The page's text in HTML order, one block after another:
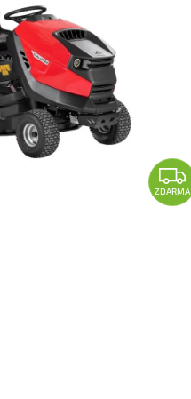
ZDARMA